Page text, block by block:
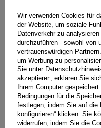
Wir verwenden Cookies für
der Website, um soziale
Datenverkehr zu
durchzuführen - sowohl von
vertrauenswürdigen
um Werbung zu
Sie unter
akzeptieren, erklären Sie
Ihrem Computer
Bedingungen für die
festlegen, indem Sie auf die
konfigurieren“ klicken. Sie
widerrufen, indem Sie die